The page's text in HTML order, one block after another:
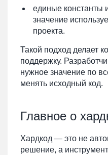
единые константы
значение
проекта.
Такой подход делает
поддержку.
нужное значение по
менять исходный код.
Главное о
Хардкод — это не
решение, а